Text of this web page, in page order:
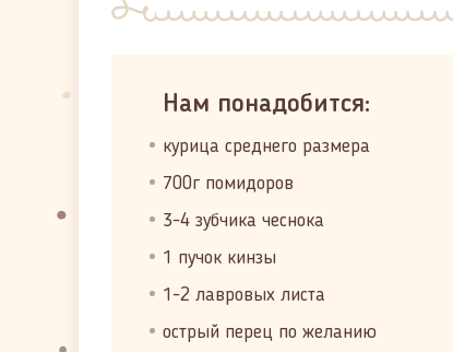
Нам понадобится:
курица среднего размера
700г помидоров
3-4 зубчика чеснока
1 пучок кинзы
1-2 лавровых листа
острый перец по желанию